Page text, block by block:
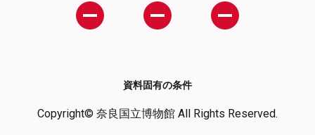
資料固有の条件
Copyright© 奈良国立博物館 All Rights Reserved.